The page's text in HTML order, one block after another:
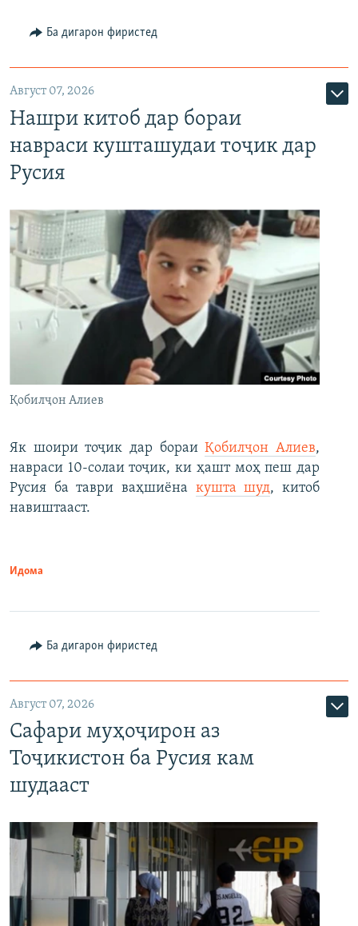
Ба дигарон фиристед
Август 07, 2026
Нашри китоб дар бораи
навраси кушташудаи тоҷик дар
Русия
Қобилҷон Алиев
Як шоири тоҷик дар бораиҚобилҷон Алиев,
навраси 10-солаи тоҷик, ки ҳашт моҳ пеш дар
Русия ба таври ваҳшиёна кушта шуд, китоб
навиштааст.
Идома
Ба дигарон фиристед
Август 07, 2026
Сафари муҳоҷирон аз
Тоҷикистон ба Русия кам
шудааст